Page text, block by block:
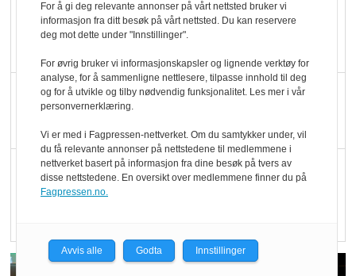
Blir enklere å velge
økologisk i butikkhylla
Kolonihagen sliter
Rapport: Økokundene
For å gi deg relevante annonser på vårt nettsted bruker vi
informasjon fra ditt besøk på vårt nettsted. Du kan reservere
deg mot dette under "Innstillinger".
For øvrig bruker vi informasjonskapsler og lignende verktøy for
analyse, for å sammenligne nettlesere, tilpasse innhold til deg
og for å utvikle og tilby nødvendig funksjonalitet. Les mer i vår
personvernerklæring.
Vi er med i Fagpressen-nettverket. Om du samtykker under, vil
du få relevante annonser på nettstedene til medlemmene i
nettverket basert på informasjon fra dine besøk på tvers av
disse nettstedene. En oversikt over medlemmene finner du på
Fagpressen.no.
Avvis alle Godta Innstillinger